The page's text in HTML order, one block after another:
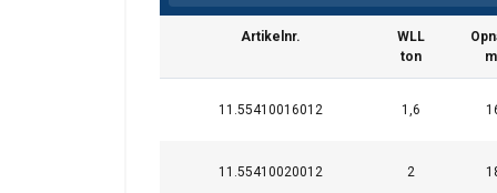
Artikelnr.
WLL
ton
11.55410016012 1,6
11.55410020012 2
Waarschuwing: